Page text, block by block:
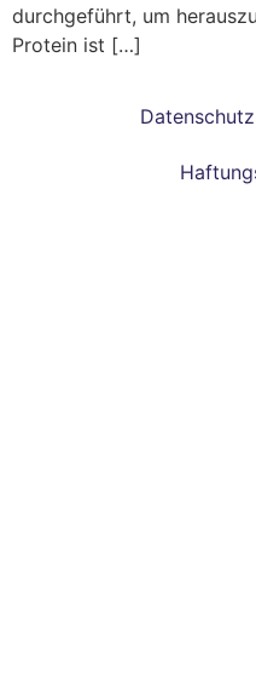
durchgeführt, um
Protein ist […]
Datenschutz